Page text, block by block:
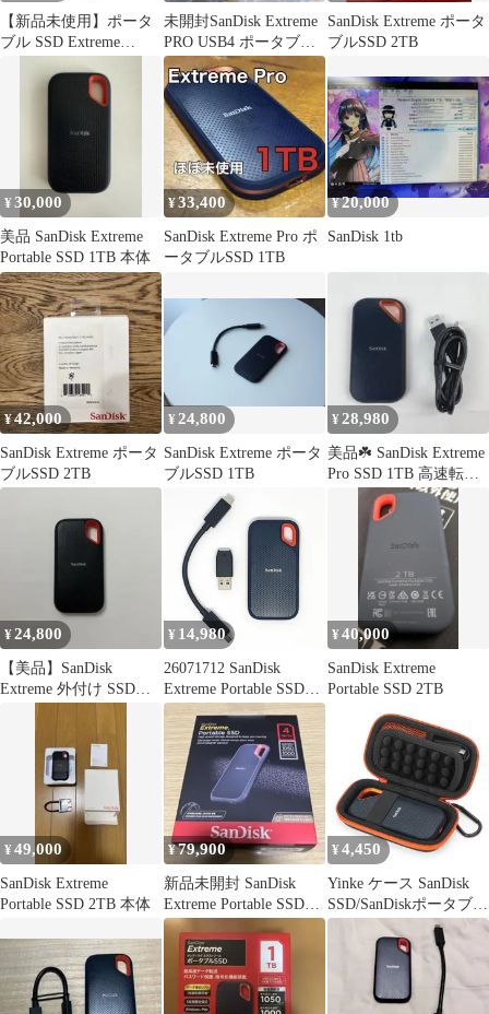
【新品未使用】ポータ
ブル SSD Extreme
未開封SanDisk Extreme
PRO USB4 ポータブル
SSD 2TB
SanDisk Extreme ポータ
ブルSSD 2TB
¥30,000
美品 SanDisk Extreme
Portable SSD 1TB 本体
¥33,400
SanDisk Extreme Pro ポ
ータブルSSD 1TB
¥20,000
SanDisk 1tb
¥42,000
SanDisk Extreme ポータ
ブルSSD 2TB
¥ 24,800
SanDisk Extreme ポータ
ブルSSD 1TB
¥28,980
美品☘️ SanDisk Extreme
Pro SSD 1TB 高速転送
¥24,800
【美品】SanDisk
Extreme 外付け SSD
¥ 14,980
26071712 SanDisk
Extreme Portable SSD
500GB SDSSDE60-500G
ポータブルssd
¥40,000
SanDisk Extreme
Portable SSD 2TB
¥49,000
SanDisk Extreme
Portable SSD 2TB 本体
¥79,900
新品未開封 SanDisk
Extreme Portable SSD
4TB
¥ 4,450
Yinke ケース SanDisk
SSD/SanDiskポータブル
SSD Portable Extreme
PRO外付に対応 サンデ
ィスク 専用保護収納携
帯用ym 8eddba15